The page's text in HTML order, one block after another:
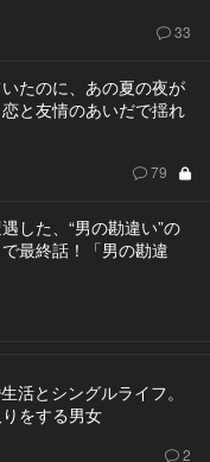
33
たのに、あの夏の夜が
と友情のあいだで揺れ
79
した、“男の勘違い”の
最終話！「男の勘違
活とシングルライフ。
をする男女
2